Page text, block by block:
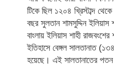
টিকে ছিল ১২০৪ খ্রিস্টাব্দ
বছর সুলতান শামসুদ্দিন ইলিয়াস
বাংলায় ইলিয়াস শাহী
ইতিহাসে বেঙ্গল সালতানাত
হয়েছে। এই সালতানাতের